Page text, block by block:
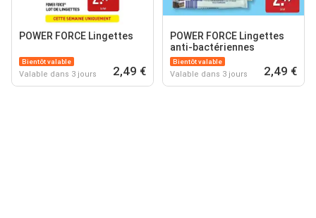
POWER FORCE Lingettes
Bientôt valable
Valable dans 3 jours 2,49 €
POWER FORCE Lingettes
anti-bactériennes
Bientôt valable
Valable dans 3 jours 2,49 €